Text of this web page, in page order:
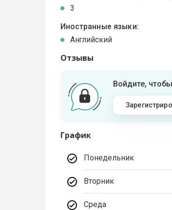
3
Иностранные языки:
Английский
Отзывы
Войдите,
График
Понедельник
Вторник
Среда